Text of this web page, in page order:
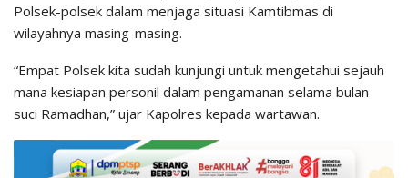
Polsek-polsek dalam menjaga situasi Kamtibmas di
wilayahnya masing-masing.
“Empat Polsek kita sudah kunjungi untuk mengetahui sejauh
mana kesiapan personil dalam pengamanan selama bulan
suci Ramadhan,” ujar Kapolres kepada wartawan.